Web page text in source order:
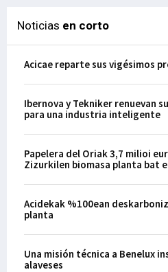
Noticias en corto
Acicae reparte sus vigésimos
Ibernova y Tekniker renuevan
para una industria inteligente
Papelera del Oriak 3,7 milioi
Zizurkilen biomasa planta bat
Acidekak %100ean
planta
Una misión técnica a Benelux
alaveses